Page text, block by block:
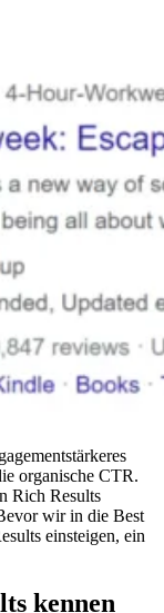
organische CTR.
Rich Results
wir in die Best
einsteigen, ein
kennen